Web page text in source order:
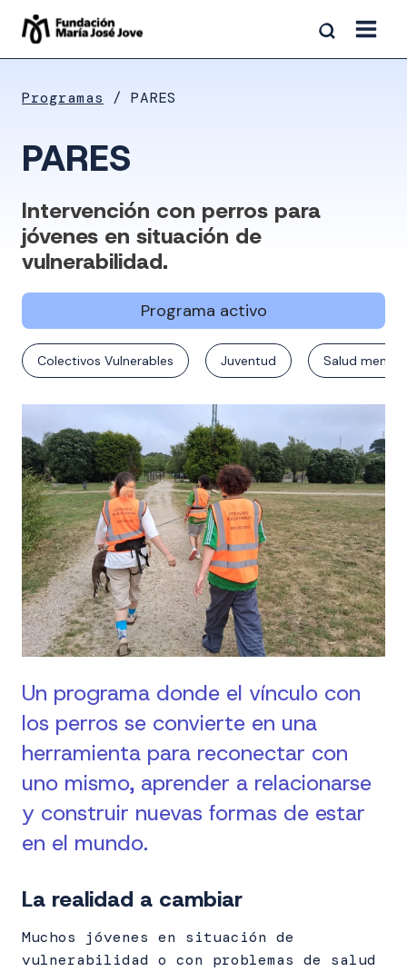
Saltar
contenido
Programas PARES
PARES
Intervención con perros para
jóvenes en situación de
vulnerabilidad.
Programa activo
Colectivos Vulnerables Juventud Salud mental
Un programa donde el vínculo con
los perros se convierte en una
herramienta para reconectar con
uno mismo, aprender a relacionarse
y construir nuevas formas de estar
en el mundo.
La realidad a cambiar
Muchos jóvenes en situación de
vulnerabilidad o con problemas de salud